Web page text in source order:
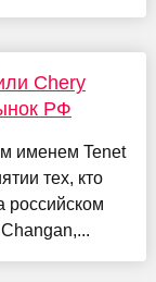
Chery
РФ
именем Tenet
тех, кто
российском